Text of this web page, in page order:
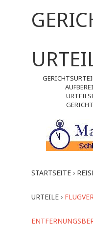
STARTSEITE ›
URTEILE ›